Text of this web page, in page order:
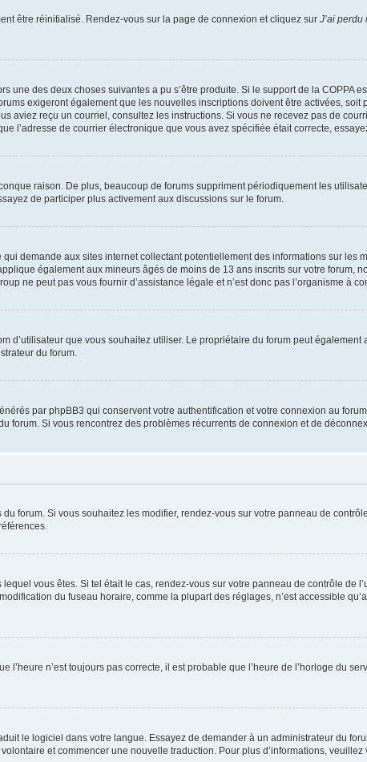
être réinitialisé. Rendez-vous sur la page de connexion et cliquez sur J’ai perdu
une des deux choses suivantes a pu s’être produite. Si le support de la COPPA
exigeront également que les nouvelles inscriptions doivent être activées,
aviez reçu un courriel, consultez les instructions. Si vous ne recevez pas de
l’adresse de courrier électronique que vous avez spécifiée était correcte,
raison. De plus, beaucoup de forums suppriment périodiquement les
de participer plus activement aux discussions sur le forum.
demande aux sites internet collectant potentiellement des informations sur
également aux mineurs âgés de moins de 13 ans inscrits sur votre forum,
ne peut pas vous fournir d’assistance légale et n’est donc pas l’organisme à
d’utilisateur que vous souhaitez utiliser. Le propriétaire du forum peut
du forum.
par phpBB3 qui conservent votre authentification et votre connexion au
forum. Si vous rencontrez des problèmes récurrents de connexion et de
forum. Si vous souhaitez les modifier, rendez-vous sur votre panneau de
vous êtes. Si tel était le cas, rendez-vous sur votre panneau de contrôle de
du fuseau horaire, comme la plupart des réglages, n’est accessible
l’heure n’est toujours pas correcte, il est probable que l’heure de l’horloge du
le logiciel dans votre langue. Essayez de demander à un administrateur du
et commencer une nouvelle traduction. Pour plus d’informations,